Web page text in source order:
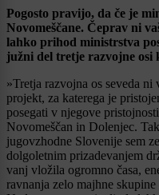
Pogosto pravijo, da če je
Novomeščane. Čeprav ni
lahko prihod ministrstva
južni del tretje razvojne osi
»Tretja razvojna os seveda
projekt, za katerega je
posegati v njegove
Novomeščan in Dolenjec.
jugovzhodne Slovenije sem
dolgoletnim prizadevanjem
vanj vložila ogromno časa,
ravnanja zelo majhne